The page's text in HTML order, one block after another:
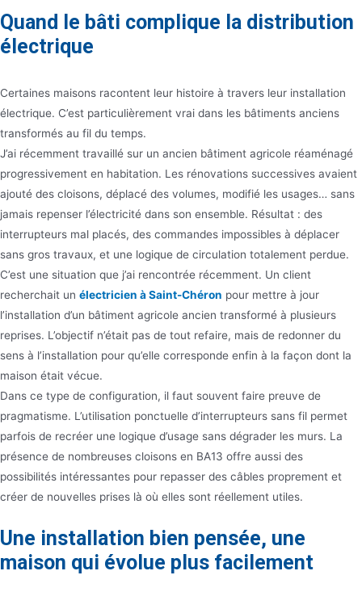
Quand le bâti complique la distribution
électrique
Certaines maisons racontent leur histoire à travers leur installation
électrique. C’est particulièrement vrai dans les bâtiments anciens
transformés au fil du temps.
J’ai récemment travaillé sur un ancien bâtiment agricole réaménagé
progressivement en habitation. Les rénovations successives avaient
ajouté des cloisons, déplacé des volumes, modifié les usages… sans
jamais repenser l’électricité dans son ensemble. Résultat : des
interrupteurs mal placés, des commandes impossibles à déplacer
sans gros travaux, et une logique de circulation totalement perdue.
C’est une situation que j’ai rencontrée récemment. Un client
recherchait un électricien à Saint-Chéron pour mettre à jour
l’installation d’un bâtiment agricole ancien transformé à plusieurs
reprises. L’objectif n’était pas de tout refaire, mais de redonner du
sens à l’installation pour qu’elle corresponde enfin à la façon dont la
maison était vécue.
Dans ce type de configuration, il faut souvent faire preuve de
pragmatisme. L’utilisation ponctuelle d’interrupteurs sans fil permet
parfois de recréer une logique d’usage sans dégrader les murs. La
présence de nombreuses cloisons en BA13 offre aussi des
possibilités intéressantes pour repasser des câbles proprement et
créer de nouvelles prises là où elles sont réellement utiles.
Une installation bien pensée, une
maison qui évolue plus facilement